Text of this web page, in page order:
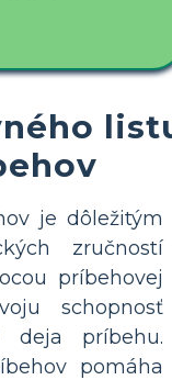
je dôležitým
zručností
príbehovej
schopnosť
deja príbehu.
pomáha